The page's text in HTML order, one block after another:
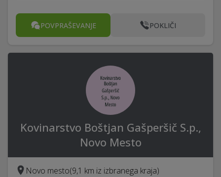
POVPRAŠEVANJE POKLIČI
Kovinarstvo Boštjan Gašperšič S.p.,
Novo Mesto
Novo mesto(9,1 km iz izbranega kraja)